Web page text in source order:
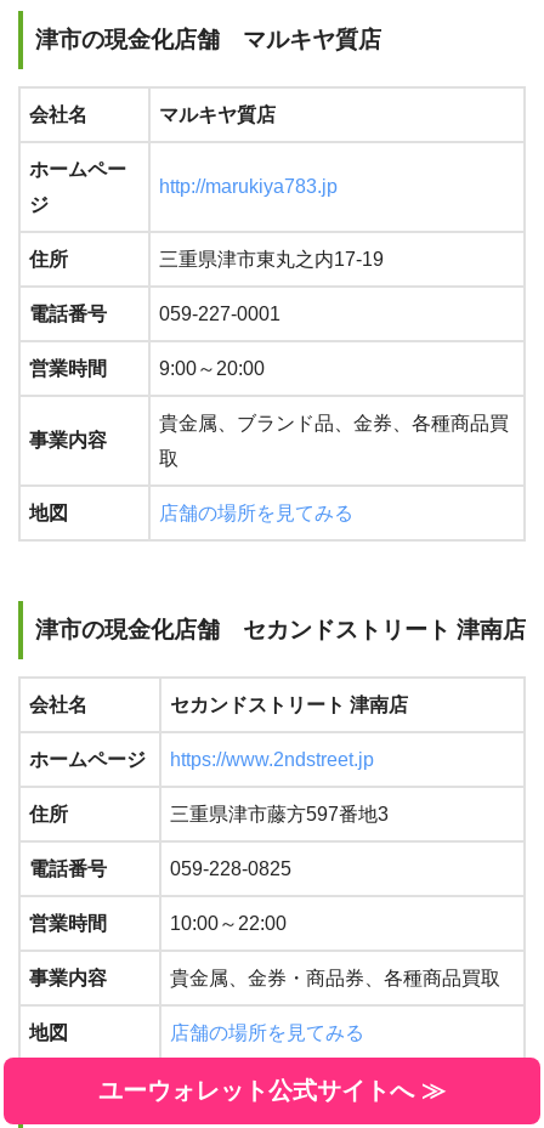
津市の現金化店舗 マルキヤ質店
会社名 マルキヤ質店
ホームペー
ジ
http://marukiya783.jp
住所 三重県津市東丸之内17-19
電話番号 059-227-0001
営業時間 9:00～20:00
事業内容
貴金属、ブランド品、金券、各種商品買
取
地図 店舗の場所を見てみる
津市の現金化店舗 セカンドストリート 津南店
会社名 セカンドストリート 津南店
ホームページ https://www.2ndstreet.jp
住所 三重県津市藤方597番地3
電話番号 059-228-0825
営業時間 10:00～22:00
事業内容 貴金属、金券・商品券、各種商品買取
地図 店舗の場所を見てみる
ユーウォレット公式サイトへ ≫